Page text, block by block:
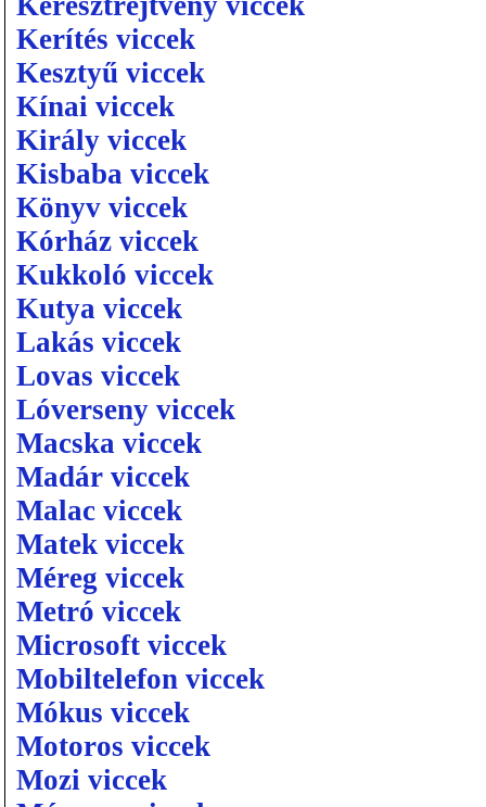
Kerítés viccek
Kesztyű viccek
Kínai viccek
Király viccek
Kisbaba viccek
Könyv viccek
Kórház viccek
Kukkoló viccek
Kutya viccek
Lakás viccek
Lovas viccek
Lóverseny viccek
Macska viccek
Madár viccek
Malac viccek
Matek viccek
Méreg viccek
Metró viccek
Microsoft viccek
Mobiltelefon viccek
Mókus viccek
Motoros viccek
Mozi viccek